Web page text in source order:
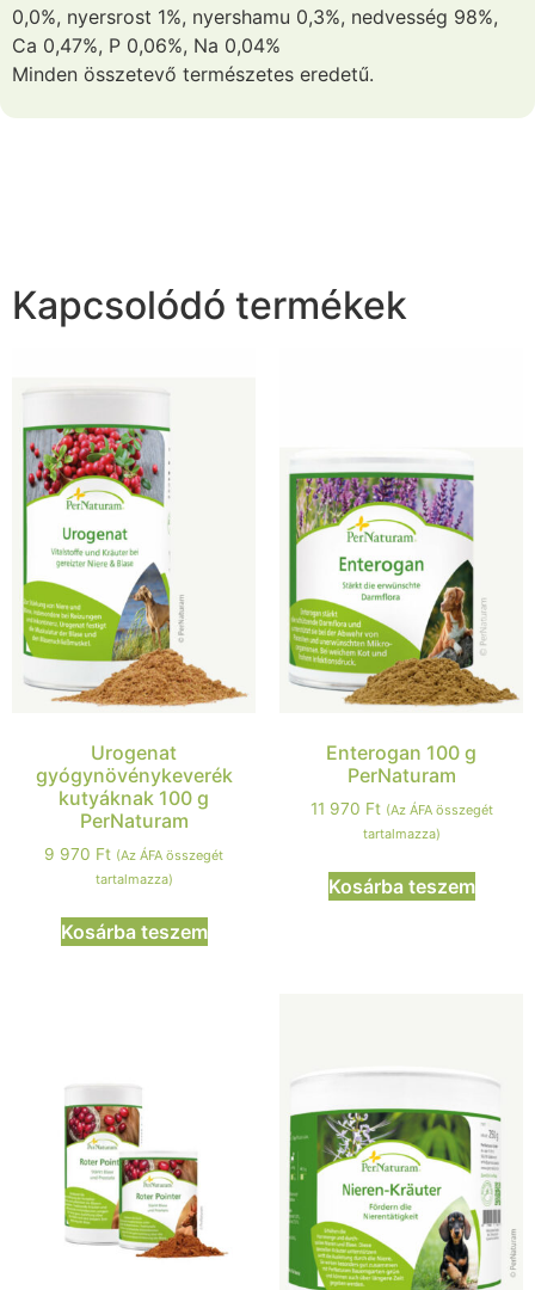
0,0%, nyersrost 1%, nyershamu 0,3%, nedvesség 98%,
Ca 0,47%, P 0,06%, Na 0,04%
Minden összetevő természetes eredetű.
Kapcsolódó termékek
Urogenat
gyógynövénykeverék
kutyáknak 100 g
PerNaturam
9 970 Ft (Az ÁFA összegét
tartalmazza)
Kosárba teszem
Enterogan 100 g
PerNaturam
11 970 Ft (Az ÁFA összegét
tartalmazza)
Kosárba teszem